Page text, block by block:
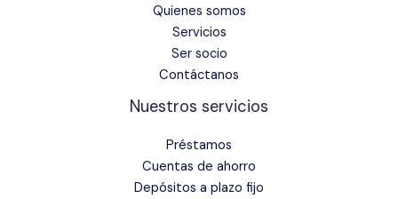
Quienes somos
Servicios
Ser socio
Contáctanos
Nuestros servicios
Préstamos
Cuentas de ahorro
Depósitos a plazo fijo